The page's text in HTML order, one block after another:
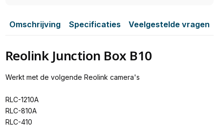
Omschrijving Specificaties Veelgestelde vragen
Reolink Junction Box B10
Werkt met de volgende Reolink camera's
RLC-1210A
RLC-810A
RLC-410